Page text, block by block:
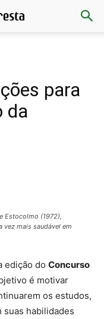
para
da
Estocolmo (1972),
vez mais saudável em
edição do Concurso
é motivar
os estudos,
habilidades